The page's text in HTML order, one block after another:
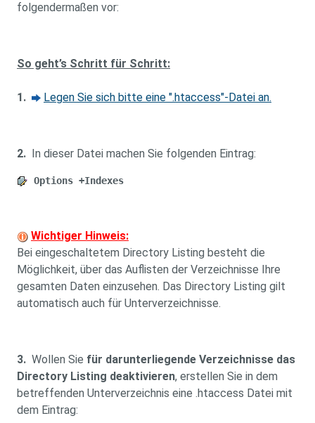
folgendermaßen vor:
So geht’s Schritt für Schritt:
1. Legen Sie sich bitte eine ".htaccess"-Datei an.
2. In dieser Datei machen Sie folgenden Eintrag:
Options +Indexes
Wichtiger Hinweis:
Bei eingeschaltetem Directory Listing besteht die
Möglichkeit, über das Auflisten der Verzeichnisse Ihre
gesamten Daten einzusehen. Das Directory Listing gilt
automatisch auch für Unterverzeichnisse.
3. Wollen Sie für darunterliegende Verzeichnisse das
Directory Listing deaktivieren, erstellen Sie in dem
betreffenden Unterverzeichnis eine .htaccess Datei mit
dem Eintrag: